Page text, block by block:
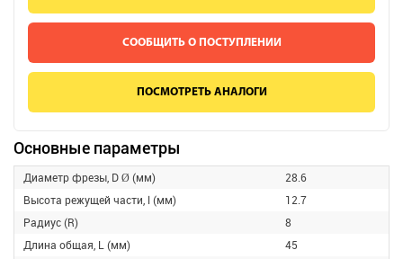
СООБЩИТЬ О ПОСТУПЛЕНИИ
ПОСМОТРЕТЬ АНАЛОГИ
Основные параметры
Диаметр фрезы, D Ø (мм)
28.6
Высота режущей части, l (мм)
12.7
Радиус (R)
8
Длина общая, L (мм)
45